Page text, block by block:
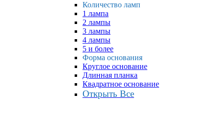
Количество ламп
1 лампа
2 лампы
3 лампы
4 лампы
5 и более
Форма основания
Круглое основание
Длинная планка
Квадратное основание
Открыть Все